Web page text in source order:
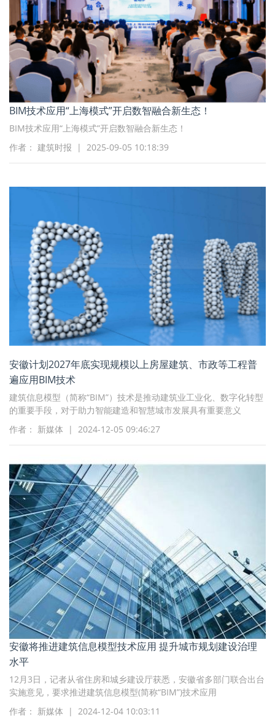
BIM技术应用“上海模式”开启数智融合新生态！
BIM技术应用“上海模式”开启数智融合新生态！
作者： 建筑时报 | 2025-09-05 10:18:39
安徽计划2027年底实现规模以上房屋建筑、市政等工程普
遍应用BIM技术
建筑信息模型（简称“BIM”）技术是推动建筑业工业化、数字化转型
的重要手段，对于助力智能建造和智慧城市发展具有重要意义
作者： 新媒体 | 2024-12-05 09:46:27
安徽将推进建筑信息模型技术应用 提升城市规划建设治理
水平
12月3日，记者从省住房和城乡建设厅获悉，安徽省多部门联合出台
实施意见，要求推进建筑信息模型(简称“BIM”)技术应用
作者： 新媒体 | 2024-12-04 10:03:11